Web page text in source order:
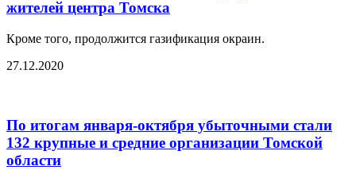
жителей центра Томска
Кроме того, продолжится газификация окраин.
27.12.2020
По итогам января-октября убыточными стали
132 крупные и средние организации Томской
области